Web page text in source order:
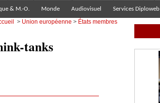
& M.-O. Monde Audiovisuel Services Diploweb
> Union européenne > États membres
tanks